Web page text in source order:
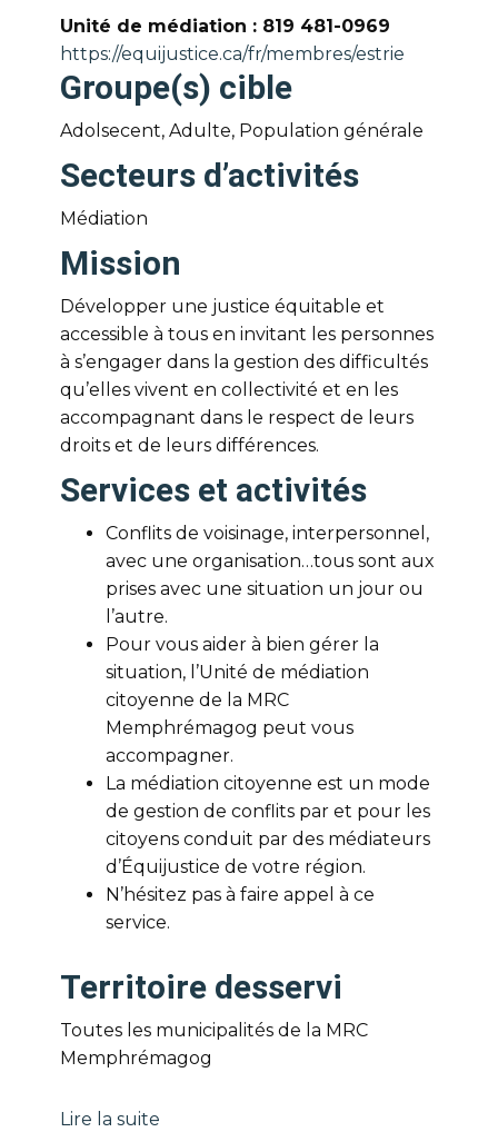
Unité de médiation : 819 481-0969
https://equijustice.ca/fr/membres/estrie
Groupe(s) cible
Adolsecent, Adulte, Population générale
Secteurs d’activités
Médiation
Mission
Développer une justice équitable et
accessible à tous en invitant les personnes
à s’engager dans la gestion des difficultés
qu’elles vivent en collectivité et en les
accompagnant dans le respect de leurs
droits et de leurs différences.
Services et activités
Conflits de voisinage, interpersonnel,
avec une organisation…tous sont aux
prises avec une situation un jour ou
l’autre.
Pour vous aider à bien gérer la
situation, l’Unité de médiation
citoyenne de la MRC
Memphrémagog peut vous
accompagner.
La médiation citoyenne est un mode
de gestion de conflits par et pour les
citoyens conduit par des médiateurs
d’Équijustice de votre région.
N’hésitez pas à faire appel à ce
service.
Territoire desservi
Toutes les municipalités de la MRC
Memphrémagog
Lire la suite